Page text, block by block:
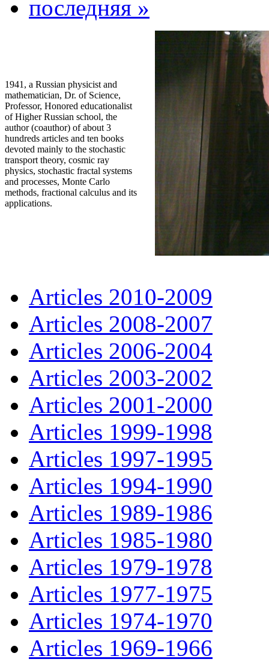
последняя »
1941, a Russian physicist and
mathematician, Dr. of Science,
Professor, Honored educationalist
of Higher Russian school, the
author (coauthor) of about 3
hundreds articles and ten books
devoted mainly to the stochastic
transport theory, cosmic ray
physics, stochastic fractal systems
and processes, Monte Carlo
methods, fractional calculus and its
applications.
Articles 2010-2009
Articles 2008-2007
Articles 2006-2004
Articles 2003-2002
Articles 2001-2000
Articles 1999-1998
Articles 1997-1995
Articles 1994-1990
Articles 1989-1986
Articles 1985-1980
Articles 1979-1978
Articles 1977-1975
Articles 1974-1970
Articles 1969-1966